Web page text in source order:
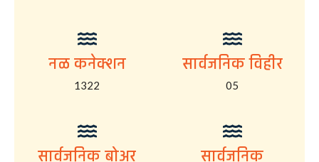
नळ कनेक्शन
1322
सार्वजनिक विहीर
05
सार्वजनिक बोअर
सार्वजनिक